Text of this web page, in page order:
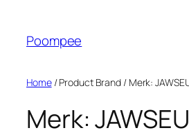
Poompee
Home/ Product Brand / Merk:
Merk: JAWSEU